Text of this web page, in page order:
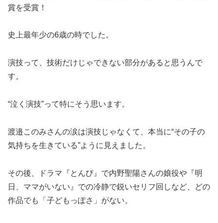
賞を受賞！
史上最年少の6歳の時でした。
演技って、技術だけじゃできない部分があると思うんで
す。
“泣く演技”って特にそう思います。
渡邉このみさんの涙は演技じゃなくて、本当に“その子の
気持ちを生きている”ように見えました。
その後、ドラマ『とんび』で内野聖陽さんの娘役や『明
日、ママがいない』での冷静で鋭いセリフ回しなど、どの
作品でも「子どもっぽさ」がない。